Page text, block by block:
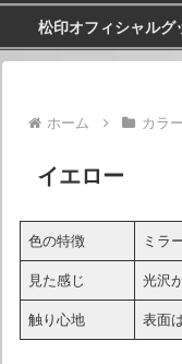
松印オフィシャルグ
ホーム カラ
イエロー
色の特徴 ミラ
見た感じ 光沢
触り心地 表面